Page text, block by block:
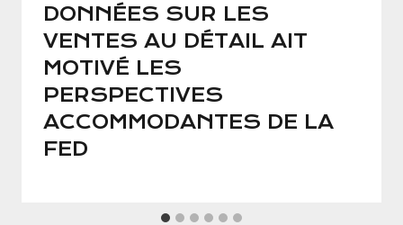
DONNÉES SUR LES
VENTES AU DÉTAIL AIT
MOTIVÉ LES
PERSPECTIVES
ACCOMMODANTES DE LA
FED